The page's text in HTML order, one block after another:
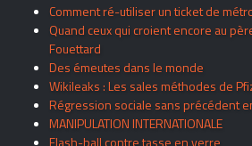
Comment ré-utiliser un ticket de
Quand ceux qui croient encore au
Fouettard
Des émeutes dans le monde
Wikileaks : Les sales méthodes de
Régression sociale sans précédent
MANIPULATION INTERNATIONALE
Flash-ball contre tasse en verre